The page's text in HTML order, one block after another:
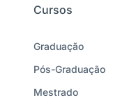
Cursos
Graduação
Pós-Graduação
Mestrado